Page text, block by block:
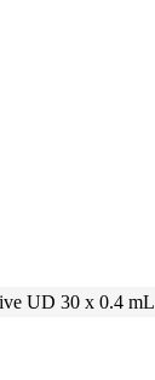
UD 30 x 0.4 mL